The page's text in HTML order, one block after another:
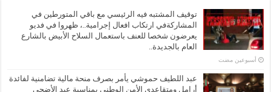
توقيف المشتبه فيه الرئيسي مع باقي المتورطين في
المشاركةفي ارتكاب افعال إجرامية..، ظهروا في فديو
يعرضون شخصا للعنف باستعمال السلاح الأبيض بالشارع
العام بالجديدة..
‏أسبوعين مضت
عبد اللطيف حموشي يأمر بصرف منحة مالية تضامنية لفائدة
أرامل ومتقاعدي الأمن الوطني بمناسبة عيد الأضحى